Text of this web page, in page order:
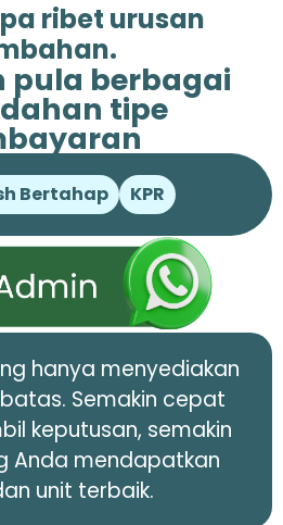
ribet urusan
pula berbagai
tipe
Bertahap KPR
hanya menyediakan
Semakin cepat
keputusan, semakin
Anda mendapatkan
unit terbaik.